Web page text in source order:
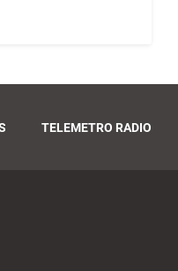
TELEMETRO RADIO